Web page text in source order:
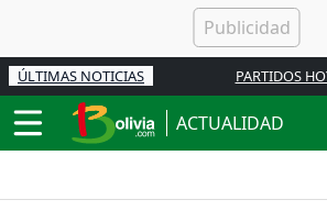
ÚLTIMAS NOTICIAS PARTIDOS
ACTUALIDAD